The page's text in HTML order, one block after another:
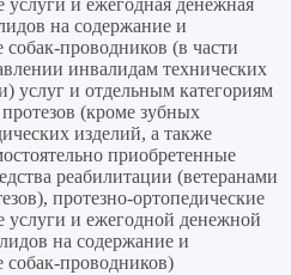
и ежегодная денежная
на содержание и
проводников (в части
инвалидам технических
услуг и отдельным категориям
(кроме зубных
изделий, а также
приобретенные
реабилитации (ветеранами
протезно-ортопедические
услуги и ежегодной денежной
на содержание и
собак-проводников)